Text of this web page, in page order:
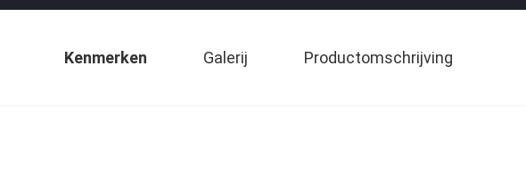
Kenmerken Galerij Productomschrijving